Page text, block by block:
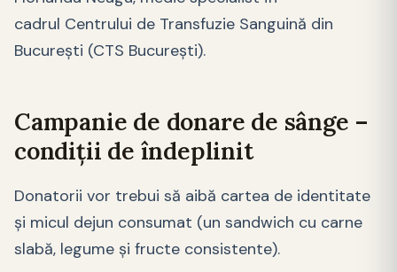
cadrul Centrului de Transfuzie Sanguină din
Bucureşti (CTS Bucureşti).
Campanie de donare de sânge –
condiții de îndeplinit
Donatorii vor trebui să aibă cartea de identitate
şi micul dejun consumat (un sandwich cu carne
slabă, legume şi fructe consistente).